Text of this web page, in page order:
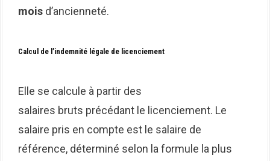
mois d’ancienneté.
Calcul de l’indemnité légale de licenciement
Elle se calcule à partir des
salaires bruts précédant le licenciement. Le
salaire pris en compte est le salaire de
référence, déterminé selon la formule la plus